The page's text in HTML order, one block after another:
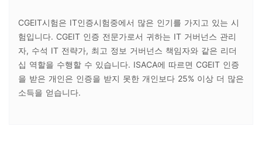
CGEIT시험은 IT인증시험중에서 많은 인기를 가지고 있는 시
험입니다. CGEIT 인증 전문가로서 귀하는 IT 거버넌스 관리
자, 수석 IT 전략가, 최고 정보 거버넌스 책임자와 같은 리더
십 역할을 수행할 수 있습니다. ISACA에 따르면 CGEIT 인증
을 받은 개인은 인증을 받지 못한 개인보다 25% 이상 더 많은
소득을 얻습니다.